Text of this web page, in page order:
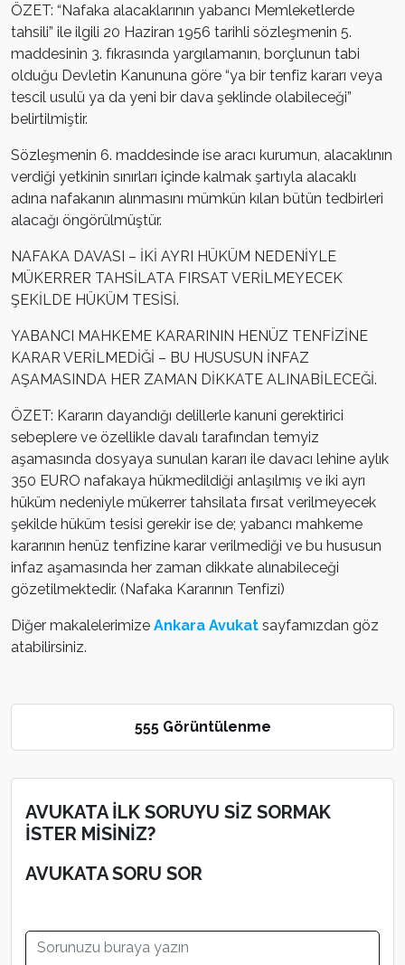
ÖZET: “Nafaka alacaklarının yabancı Memleketlerde
tahsili” ile ilgili 20 Haziran 1956 tarihli sözleşmenin 5.
maddesinin 3. fıkrasında yargılamanın, borçlunun tabi
olduğu Devletin Kanununa göre “ya bir tenfiz kararı veya
tescil usulü ya da yeni bir dava şeklinde olabileceği”
belirtilmiştir.
Sözleşmenin 6. maddesinde ise aracı kurumun, alacaklının
verdiği yetkinin sınırları içinde kalmak şartıyla alacaklı
adına nafakanın alınmasını mümkün kılan bütün tedbirleri
alacağı öngörülmüştür.
NAFAKA DAVASI – İKİ AYRI HÜKÜM NEDENİYLE
MÜKERRER TAHSİLATA FIRSAT VERİLMEYECEK
ŞEKİLDE HÜKÜM TESİSİ.
YABANCI MAHKEME KARARININ HENÜZ TENFİZİNE
KARAR VERİLMEDİĞİ – BU HUSUSUN İNFAZ
AŞAMASINDA HER ZAMAN DİKKATE ALINABİLECEĞİ.
ÖZET: Kararın dayandığı delillerle kanuni gerektirici
sebeplere ve özellikle davalı tarafından temyiz
aşamasında dosyaya sunulan kararı ile davacı lehine aylık
350 EURO nafakaya hükmedildiği anlaşılmış ve iki ayrı
hüküm nedeniyle mükerrer tahsilata fırsat verilmeyecek
şekilde hüküm tesisi gerekir ise de; yabancı mahkeme
kararının henüz tenfizine karar verilmediği ve bu hususun
infaz aşamasında her zaman dikkate alınabileceği
gözetilmektedir. (Nafaka Kararının Tenfizi)
Diğer makalelerimize Ankara Avukat sayfamızdan göz
atabilirsiniz.
555 Görüntülenme
AVUKATA İLK SORUYU SİZ SORMAK
İSTER MİSİNİZ?
AVUKATA SORU SOR